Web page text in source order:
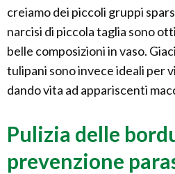
creiamo dei piccoli gruppi
narcisi di piccola taglia sono
belle composizioni in vaso.
tulipani sono invece ideali per
dando vita ad appariscenti
Pulizia delle
prevenzione